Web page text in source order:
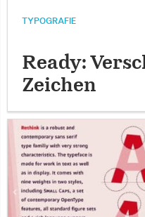
TYPOGRAFIE
Ready:
Zeichen